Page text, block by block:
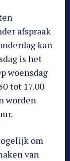
afspraak
kan
is het
woensdag
tot 17.00
worden
om
van